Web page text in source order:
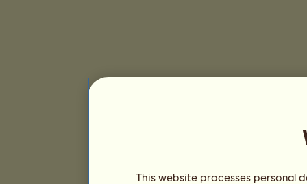
This website processes personal